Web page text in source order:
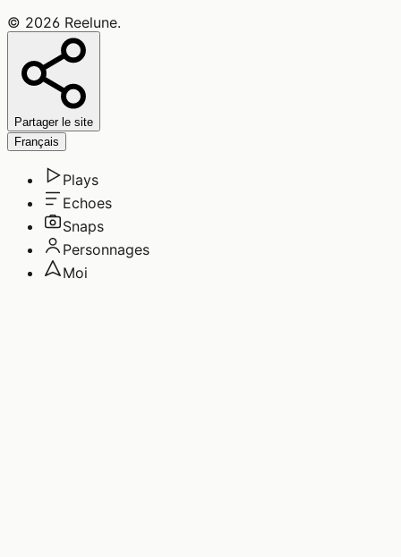
© 2026 Reelune.
Partager le site
Français
Plays
Echoes
Snaps
Personnages
Moi